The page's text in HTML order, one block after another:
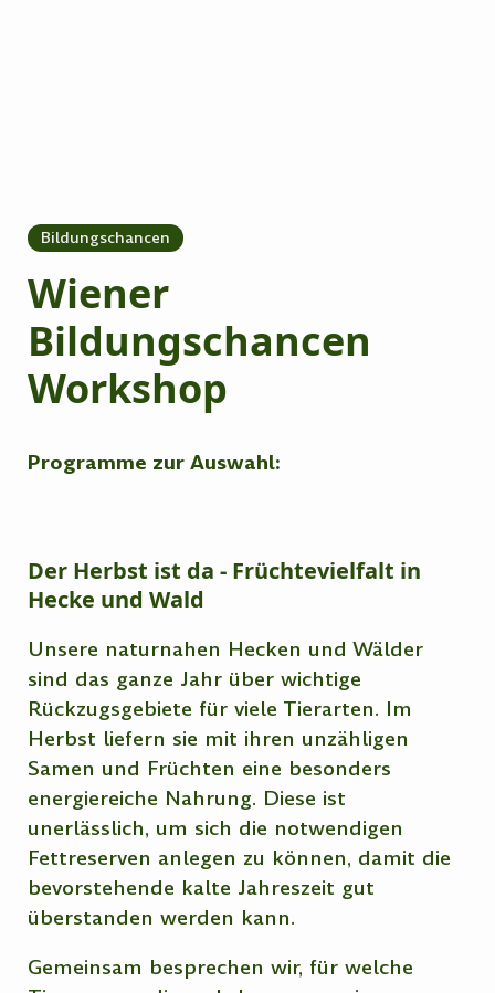
Bildungschancen
Wiener
Bildungschancen
Workshop
Programme zur Auswahl:
Der Herbst ist da - Früchtevielfalt in
Hecke und Wald
Unsere naturnahen Hecken und Wälder
sind das ganze Jahr über wichtige
Rückzugsgebiete für viele Tierarten. Im
Herbst liefern sie mit ihren unzähligen
Samen und Früchten eine besonders
energiereiche Nahrung. Diese ist
unerlässlich, um sich die notwendigen
Fettreserven anlegen zu können, damit die
bevorstehende kalte Jahreszeit gut
überstanden werden kann.
Gemeinsam besprechen wir, für welche